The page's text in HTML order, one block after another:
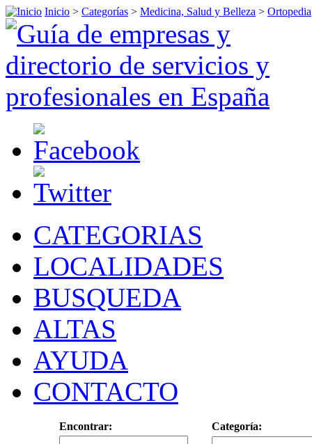
Inicio > Categorías > Medicina, Salud y Belleza > Ortopedia
CATEGORIAS
LOCALIDADES
BUSQUEDA
ALTAS
AYUDA
CONTACTO
Encontrar: Categoría: